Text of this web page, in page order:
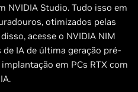
NVIDIA Studio. Tudo isso em
otimizados pelas
acesse o NVIDIA NIM
IA de última geração pré-
em PCs RTX com
IA.